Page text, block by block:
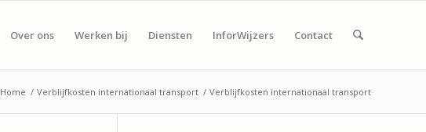
Over ons Werken bij Diensten InforWijzers Contact
Home / Verblijfkosten internationaal transport / Verblijfkosten internationaal transport